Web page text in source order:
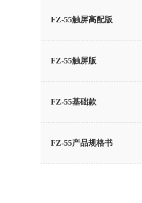
FZ-55触屏高配版
FZ-55触屏版
FZ-55基础款
FZ-55产品规格书